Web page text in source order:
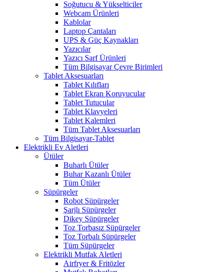
Soğutucu & Yükselticiler
Webcam Ürünleri
Kablolar
Laptop Çantaları
UPS & Güç Kaynakları
Yazıcılar
Yazıcı Sarf Ürünleri
Tüm Bilgisayar Çevre Birimleri
Tablet Aksesuarları
Tablet Kılıfları
Tablet Ekran Koruyucular
Tablet Tutucular
Tablet Klavyeleri
Tablet Kalemleri
Tüm Tablet Aksesuarları
Tüm Bilgisayar-Tablet
Elektrikli Ev Aletleri
Ütüler
Buharlı Ütüler
Buhar Kazanlı Ütüler
Tüm Ütüler
Süpürgeler
Robot Süpürgeler
Şarjlı Süpürgeler
Dikey Süpürgeler
Toz Torbasız Süpürgeler
Toz Torbalı Süpürgeler
Tüm Süpürgeler
Elektrikli Mutfak Aletleri
Airfryer & Fritözler